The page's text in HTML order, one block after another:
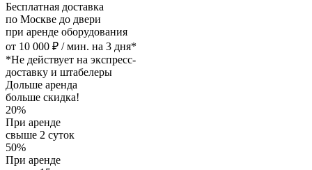
Бесплатная доставка
по Москве до двери
при аренде оборудования
от 10 000 ₽ / мин. на 3 дня*
*Не действует на экспресс-
доставку и штабелеры
Дольше аренда
больше скидка!
20%
При аренде
свыше 2 суток
50%
При аренде